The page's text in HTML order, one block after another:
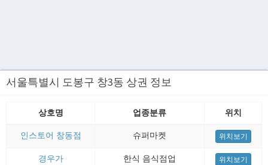
서울특별시 도봉구 창3동 상권 정보
상호명 업종분류 위치
인스토어 창동점 슈퍼마켓 위치보기
경우가 한식 음식점업 위치보기